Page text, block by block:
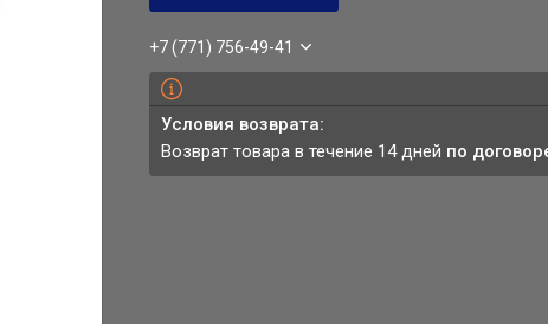
+7 (771) 756-49-41
возврат товара в течение 14 дней по